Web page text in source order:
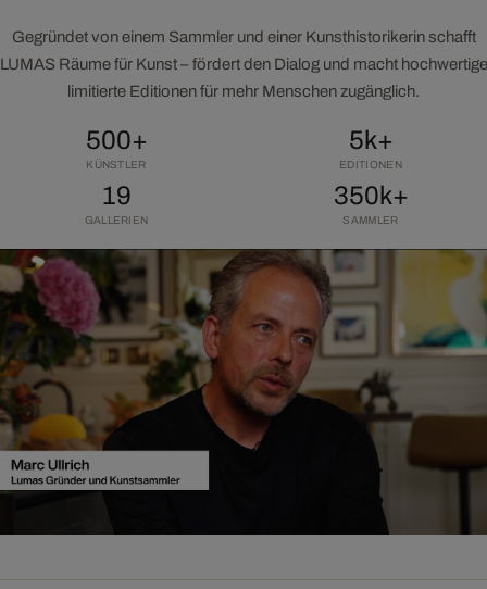
Gegründet von einem Sammler und einer Kunsthistorikerin schafft
LUMAS Räume für Kunst – fördert den Dialog und macht hochwertige
limitierte Editionen für mehr Menschen zugänglich.
500+
KÜNSTLER
5k+
EDITIONEN
19
GALLERIEN
350k+
SAMMLER